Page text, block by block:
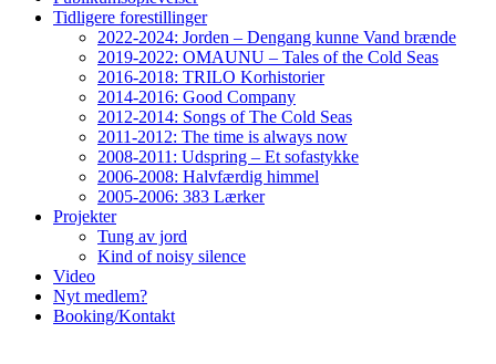
Tidligere forestillinger
2022-2024: Jorden – Dengang kunne Vand brænde
2019-2022: OMAUNU – Tales of the Cold Seas
2016-2018: TRILO Korhistorier
2014-2016: Good Company
2012-2014: Songs of The Cold Seas
2011-2012: The time is always now
2008-2011: Udspring – Et sofastykke
2006-2008: Halvfærdig himmel
2005-2006: 383 Lærker
Projekter
Tung av jord
Kind of noisy silence
Video
Nyt medlem?
Booking/Kontakt